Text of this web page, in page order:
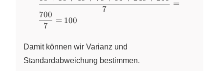
\text{Iwan}
& 60 & 35 &
40 & 70 & 50
\end{array}
+ 70 + 50 + 240 + 205}
{7} = \dfrac{700}{7}
= 100
7
=
7
700
= 100
Damit können wir Varianz und
Standardabweichung bestimmen.